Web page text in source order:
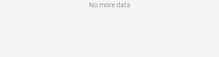
convicciones e ideas sobre la justicia, la
No more data